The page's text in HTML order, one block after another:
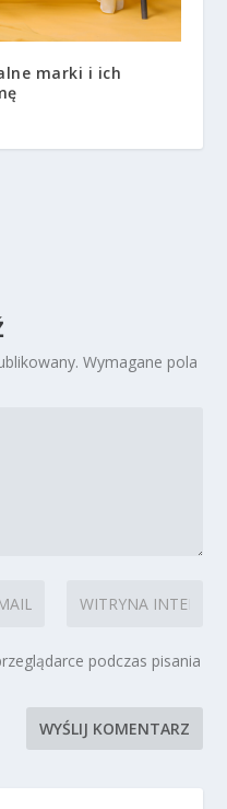
marki i ich
Wymagane pola
podczas pisania